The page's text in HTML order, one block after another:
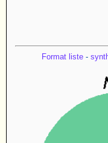
Format liste-